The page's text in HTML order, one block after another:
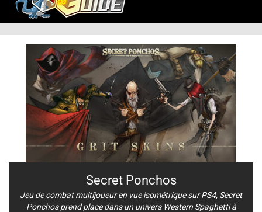
Secret Ponchos
Jeu de combat multijoueur en vue isométrique sur PS4, Secret
Ponchos prend place dans un univers Western Spaghetti à